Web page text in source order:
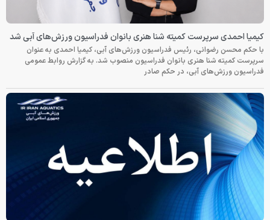
کیمیا احمدی سرپرست کمیته شنا هنری بانوان فدراسیون ورزش‌های آبی شد
با حکم محسن رضوانی، رئیس فدراسیون ورزش‌های آبی، کیمیا احمدی به عنوان
سرپرست کمیته شنا هنری بانوان فدراسیون منصوب شد. به گزارش روابط عمومی
فدراسیون ورزش‌های آبی، در حکم صادر